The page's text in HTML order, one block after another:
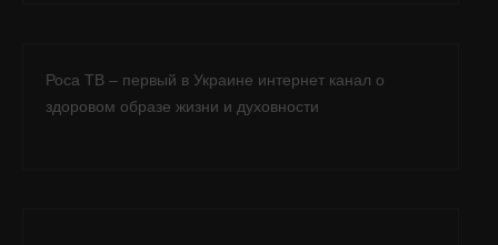
Роса ТВ – первый в Украине интернет канал о
здоровом образе жизни и духовности